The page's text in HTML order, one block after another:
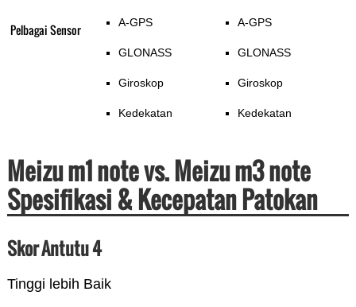
Pelbagai Sensor A-GPS
GLONASS
Giroskop
Kedekatan
A-GPS
GLONASS
Giroskop
Kedekatan
Meizu m1 note vs. Meizu m3 note
Spesifikasi & Kecepatan Patokan
Skor Antutu 4
Tinggi lebih Baik